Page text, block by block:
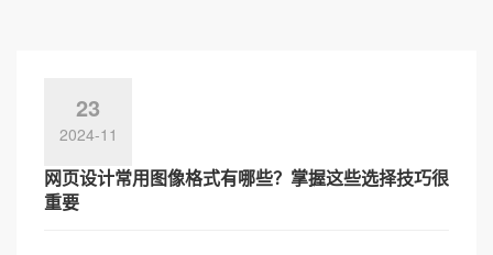
23
2024-11
网页设计常用图像格式有哪些？掌握这些选择技巧很
重要